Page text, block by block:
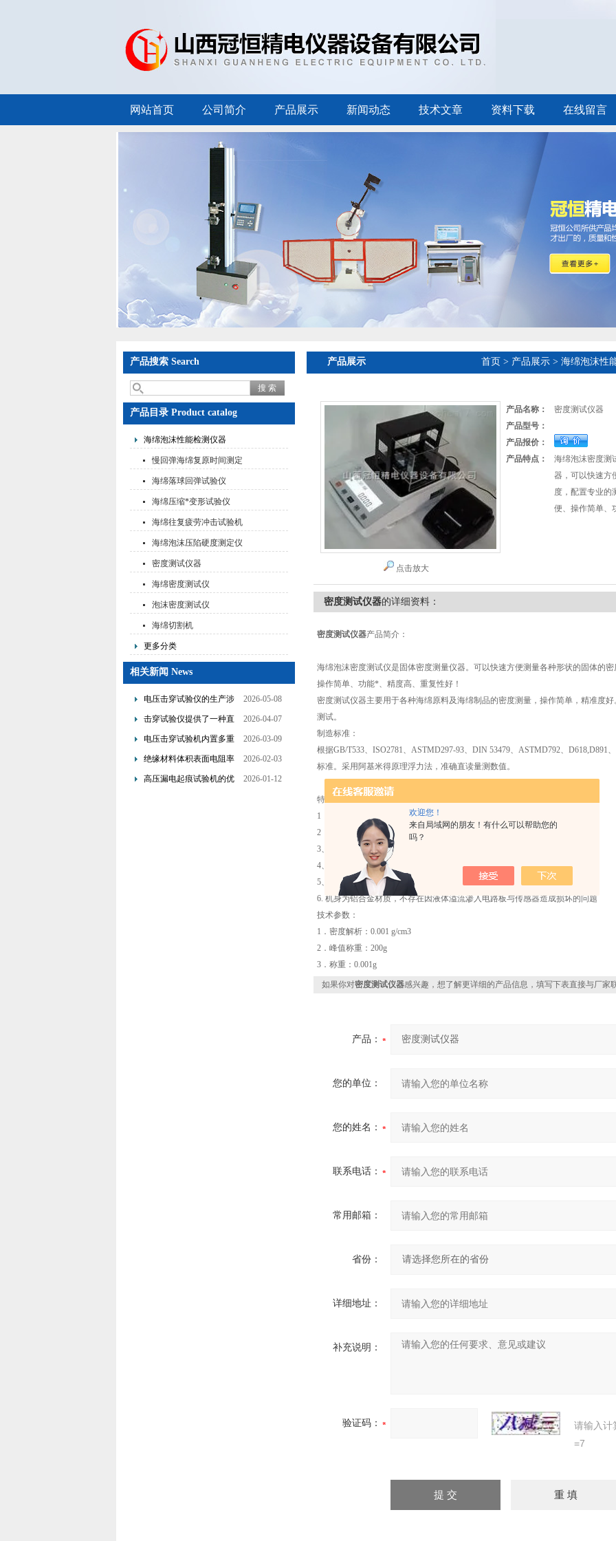
欢迎您！
来自局域网的朋友！有什么可以帮助您的
吗？
网站首页 公司简介 产品展示 新闻动态 技术文章 资料下载 在线留言
产品搜索 Search
产品目录 Product catalog
海绵泡沫性能检测仪器
慢回弹海绵复原时间测定
仪
海绵落球回弹试验仪
海绵压缩*变形试验仪
海绵往复疲劳冲击试验机
海绵泡沫压陷硬度测定仪
密度测试仪器
海绵密度测试仪
泡沫密度测试仪
海绵切割机
更多分类
相关新闻 News
电压击穿试验仪的生产涉
及了多个技术领域的整合
2026-05-08
击穿试验仪提供了一种直
观且量化的评估手段
2026-04-07
电压击穿试验机内置多重
保护机制可避免操作风险
2026-03-09
绝缘材料体积表面电阻率
测试仪是基于欧姆定律设
2026-02-03
高压漏电起痕试验机的优
2026-01-12
产品展示 首页 > 产品展示> 海绵泡沫性
点击放大
产品名称：
密度测试仪器
产品型号：
产品报价：
产品特点：
海绵泡沫密度测
器，可以快速方
度，配置专业的
便、操作简单、
密度测试仪器的详细资料：
密度测试仪器产品简介：
海绵泡沫密度测试仪是固体密度测量仪器。可以快速方便测量各种形状的固体的
操作简单、功能*、精度高、重复性好！
密度测试仪器主要用于各种海绵原料及海绵制品的密度测量，操作简单，精准度
测试。
制造标准：
根据GB/T533、ISO2781、ASTMD297-93、DIN 53479、ASTMD792、D618,D891
标准。采用阿基米得原理浮力法，准确直读量测数值。
特点：
1．直读固体的密度值、体积
2．密度大于一小于一块状、颗粒皆可快速测量
3、可温度补偿设定、溶液补偿设定更人性化的操作、更符合现场作业需求。
4、具有RS-232C计算机接口，可轻易的连接PC和打印机。
5、采用大水槽设计，可测大的块状物体。
6. 机身为铝合金材质，不存在因液体溢流渗入电路板与传感器造成损坏的问题
技术参数：
1．密度解析：0.001 g/cm3
2．峰值称重：200g
3．称重：0.001g
如果你对密度测试仪器感兴趣，想了解更详细的产品信息，填写下表直接与厂家
产品：
您的单位：
您的姓名：
联系电话：
常用邮箱：
省份：
详细地址：
补充说明：
验证码：
请输入计
=7